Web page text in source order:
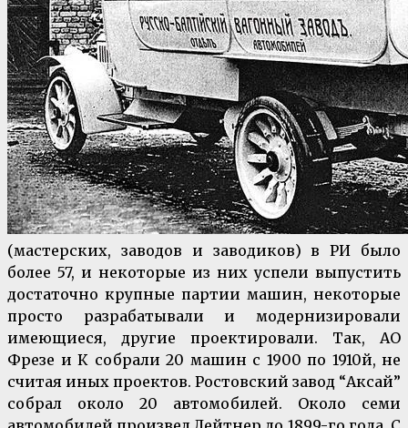
(мастерских, заводов и заводиков) в РИ было
более 57, и некоторые из них успели выпустить
достаточно крупные партии машин, некоторые
просто разрабатывали и модернизировали
имеющиеся, другие проектировали. Так, АО
Фрезе и К собрали 20 машин с 1900 по 1910й, не
считая иных проектов. Ростовский завод “Аксай”
собрал около 20 автомобилей. Около семи